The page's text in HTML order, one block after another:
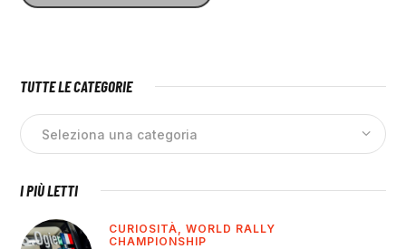
TUTTE LE CATEGORIE
I PIÙ LETTI
CURIOSITÀ,WORLD RALLY
CHAMPIONSHIP